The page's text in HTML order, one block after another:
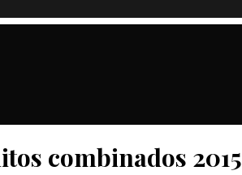
combinados 2015